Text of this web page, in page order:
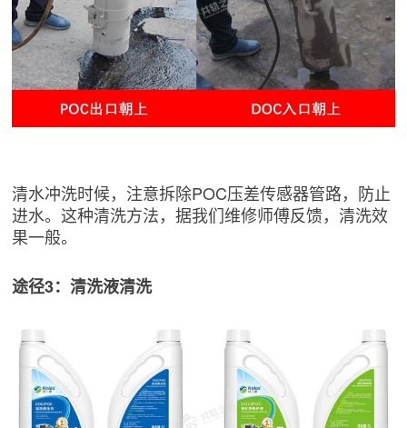
清水冲洗时候，注意拆除POC压差传感器管路，防止
进水。这种清洗方法，据我们维修师傅反馈，清洗效
果一般。
途径3：清洗液清洗